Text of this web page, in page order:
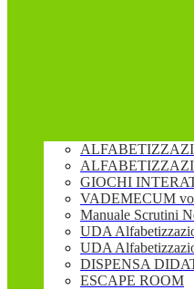
GIOCHI
VADEMECUM
Manuale Scrutini
UDA
UDA
DISPENSA
ESCAPE ROOM